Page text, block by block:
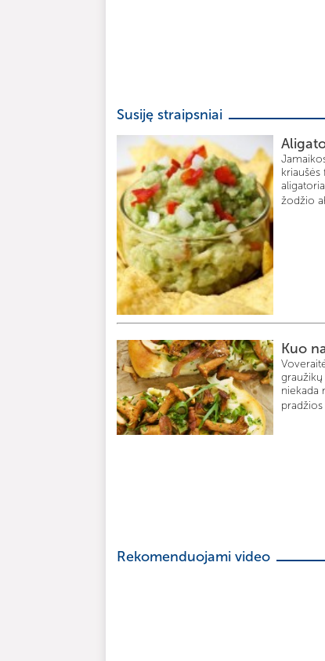
Susiję straipsniai
kriaušės
žodžio
Kuo
niekada
Rekomenduojami video